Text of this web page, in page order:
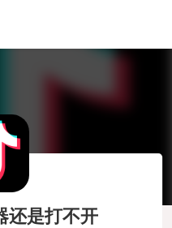
还是打不开